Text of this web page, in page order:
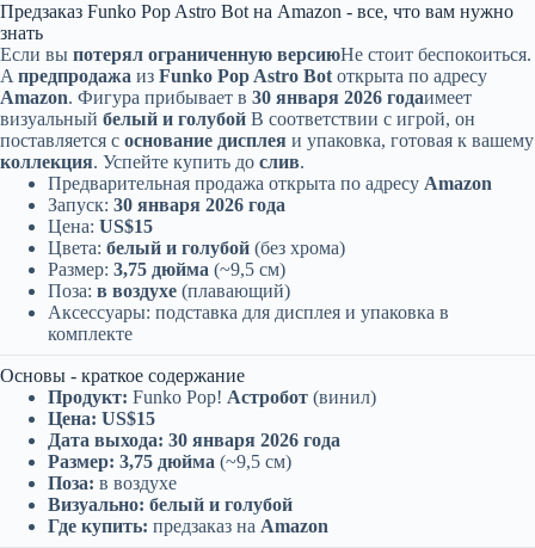
Предзаказ Funko Pop Astro Bot на Amazon - все, что вам нужно
знать
Если вы потерял ограниченную версиюНе стоит беспокоиться.
A предпродажа из Funko Pop Astro Bot открыта по адресу
Amazon. Фигура прибывает в 30 января 2026 годаимеет
визуальный белый и голубой В соответствии с игрой, он
поставляется с основание дисплея и упаковка, готовая к вашему
коллекция. Успейте купить до слив.
Предварительная продажа открыта по адресу Amazon
Запуск: 30 января 2026 года
Цена: US$15
Цвета: белый и голубой (без хрома)
Размер: 3,75 дюйма (~9,5 см)
Поза: в воздухе (плавающий)
Аксессуары: подставка для дисплея и упаковка в
комплекте
Основы - краткое содержание
Продукт: Funko Pop! Астробот (винил)
Цена: US$15
Дата выхода: 30 января 2026 года
Размер: 3,75 дюйма (~9,5 см)
Поза: в воздухе
Визуально: белый и голубой
Где купить: предзаказ на Amazon